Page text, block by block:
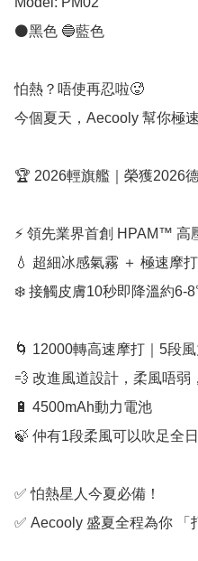
⚫️黑色 🔵藍色
怕熱？唔使再忍啦🥵
今個夏天，Aecooly 幫你極
🏆 2026輕旗艦｜榮獲2026
⚡ 領先業界首創 HPAM™️ 高
💧 超細冰感氣霧 ＋ 極速摩
❄️ 接觸皮膚10秒即降溫約6-
🌀 12000轉高速摩打｜5段風
💨 改進風道設計，柔風唔弱
🔋 4500mAh動力電池
🍃 仲有1段柔風可以吹足全
✅ 怕熱星人今夏必備！
✅ Aecooly 盛夏全程為你 「